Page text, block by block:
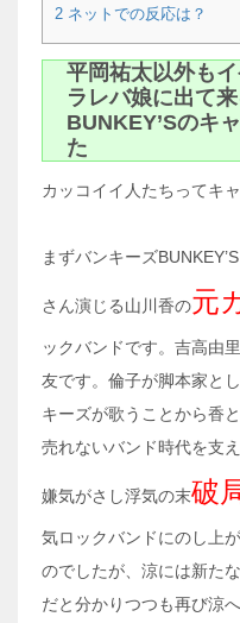
2 ネットでの反応は？
平岡祐太以外も
ラレバ娘に出て
BUNKEY’Sのキ
た
カッコイイ人たちってキ
まずバンキーズ
さん演じる山川香の元
ックバンドです。吉高由
友です。倫子が脚本家と
キーズが歌うことから香
売れないバンド時代を支
嫌気がさし浮気の末破
気ロックバンドにのし上
のでしたが、涼には新た
だと分かりつつも再び涼